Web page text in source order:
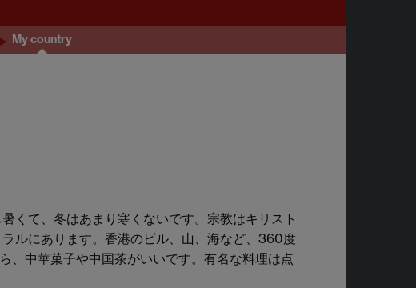
My country
くて、冬はあまり寒くないです。宗教はキリスト
ルにあります。香港のビル、山、海など、360度
、中華菓子や中国茶がいいです。有名な料理は点